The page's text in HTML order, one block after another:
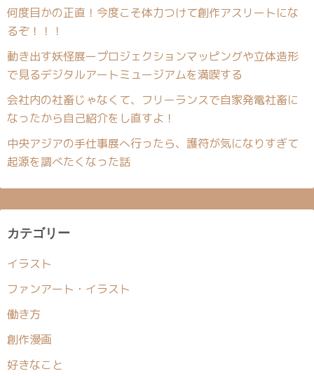
何度目かの正直！今度こそ体力つけて創作アスリートにな
るぞ！！！
動き出す妖怪展ープロジェクションマッピングや立体造形
で見るデジタルアートミュージアムを満喫する
会社内の社畜じゃなくて、フリーランスで自家発電社畜に
なったから自己紹介をし直すよ！
中央アジアの手仕事展へ行ったら、護符が気になりすぎて
起源を調べたくなった話
カテゴリー
イラスト
ファンアート・イラスト
働き方
創作漫画
好きなこと